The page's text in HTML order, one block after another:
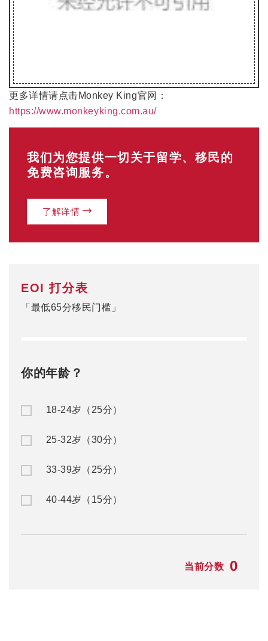
更多详情请点击Monkey King官网：
https://www.monkeyking.com.au/
我们为您提供一切关于留学、移民的
免费咨询服务。
了解详情
EOI 打分表
「最低65分移民门槛」
你的年龄？
18-24岁（25分）
25-32岁（30分）
33-39岁（25分）
40-44岁（15分）
当前分数 0